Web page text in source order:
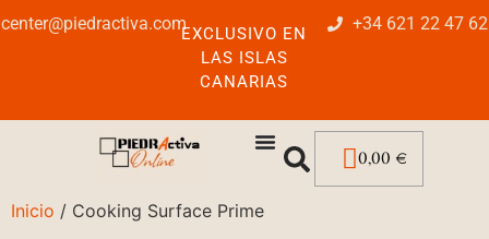
center@piedractiva.comEXCLUSIVO EN
LAS ISLAS
CANARIAS
+34 621 22 47 62
0,00 €
Inicio / Cooking Surface Prime